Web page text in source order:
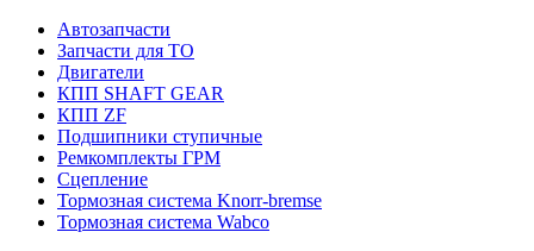
Автозапчасти
Запчасти для ТО
Двигатели
КПП SHAFT GEAR
КПП ZF
Подшипники ступичные
Ремкомплекты ГРМ
Сцепление
Тормозная система Knorr-bremse
Тормозная система Wabco